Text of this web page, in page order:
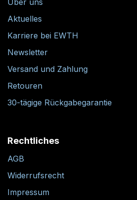
Aktuelles
Karriere bei EWTH
Newsletter
Versand und Zahlung
Retouren
30-tägige Rückgabegarantie
Rechtliches
AGB
Widerrufsrecht
Impressum